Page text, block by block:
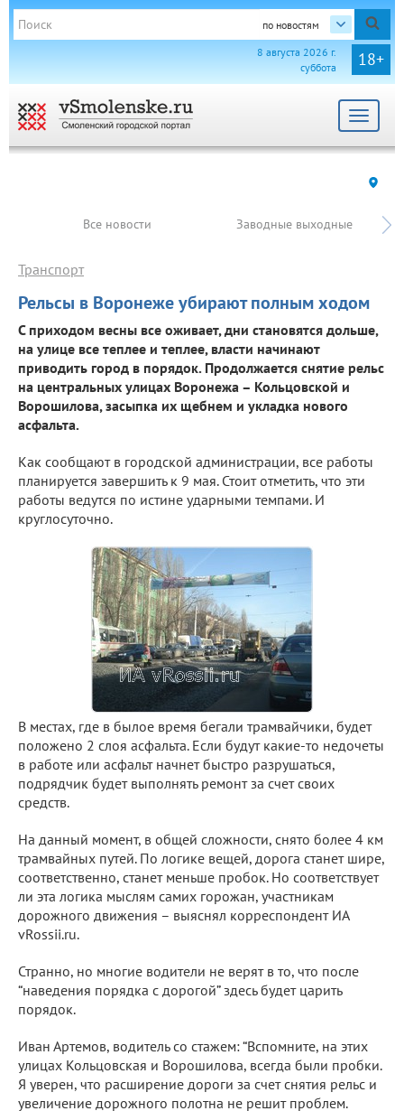
по новостям
18+
8 августа 2026 г.
суббота
Toggle
Все новости Заводные выходные
Рельсы в Воронеже убирают полным ходом
Транспорт
С приходом весны все оживает, дни становятся дольше,
на улице все теплее и теплее, власти начинают
приводить город в порядок. Продолжается снятие рельс
на центральных улицах Воронежа – Кольцовской и
Ворошилова, засыпка их щебнем и укладка нового
асфальта.
Как сообщают в городской администрации, все работы
планируется завершить к 9 мая. Стоит отметить, что эти
работы ведутся по истине ударными темпами. И
круглосуточно.
В местах, где в былое время бегали трамвайчики, будет
положено 2 слоя асфальта. Если будут какие-то недочеты
в работе или асфальт начнет быстро разрушаться,
подрядчик будет выполнять ремонт за счет своих
средств.
На данный момент, в общей сложности, снято более 4 км
трамвайных путей. По логике вещей, дорога станет шире,
соответственно, станет меньше пробок. Но соответствует
ли эта логика мыслям самих горожан, участникам
дорожного движения – выяснял корреспондент ИА
vRossii.ru.
Странно, но многие водители не верят в то, что после
“наведения порядка с дорогой” здесь будет царить
порядок.
Иван Артемов, водитель со стажем: “Вспомните, на этих
улицах Кольцовская и Ворошилова, всегда были пробки.
Я уверен, что расширение дороги за счет снятия рельс и
увеличение дорожного полотна не решит проблем.